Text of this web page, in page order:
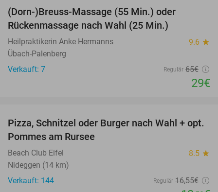
(Dorn-)Breuss-Massage (55 Min.) oder
Rückenmassage nach Wahl (25 Min.)
Heilpraktikerin Anke Hermanns 9.6 star
Übach-Palenberg
Verkauft: 7
Regulär 65€
29€
24%
Pizza, Schnitzel oder Burger nach Wahl + opt.
Pommes am Rursee
Beach Club Eifel 8.5 star
Nideggen (14 km)
Verkauft: 144
Regulär 16,55€